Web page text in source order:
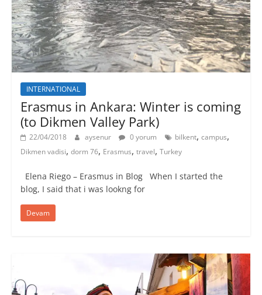
INTERNATIONAL
Erasmus in Ankara: Winter is coming
(to Dikmen Valley Park)
22/04/2018 aysenur 0 yorum bilkent, campus,
Dikmen vadisi, dorm 76, Erasmus, travel, Turkey
Elena Riego – Erasmus in Blog When I started the
blog, I said that i was lookng for
Devam